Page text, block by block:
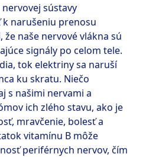
sústavy
narušeniu prenosu
že naše nervové vlákna sú
signály po celom tele.
tok elektriny sa naruší
ku skratu. Niečo
s našimi nervami a
ich zlého stavu, ako je
mravčenie, bolesť a
vitamínu B môže
periférnych nervov, čím